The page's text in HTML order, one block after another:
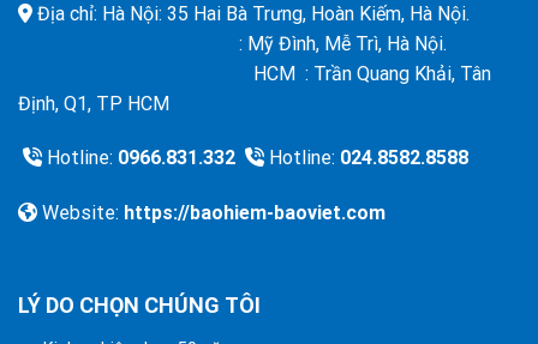
Địa chỉ: Hà Nội: 35 Hai Bà Trưng, Hoàn Kiếm, Hà Nội.
: Mỹ Đình, Mễ Trì, Hà Nội.
HCM : Trần Quang Khải, Tân
Định, Q1, TP HCM
Hotline: 0966.831.332 Hotline: 024.8582.8588
Website: https://baohiem-baoviet.com
LÝ DO CHỌN CHÚNG TÔI